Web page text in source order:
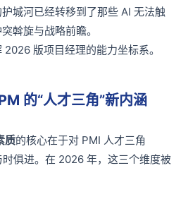
城河已经转移到了那些 AI 无法触
斡旋与战略前瞻。
版项目经理的能力坐标系。
的“人才三角”新内涵
质的核心在于对 PMI 人才三角
时俱进。在 2026 年，这三个维度被